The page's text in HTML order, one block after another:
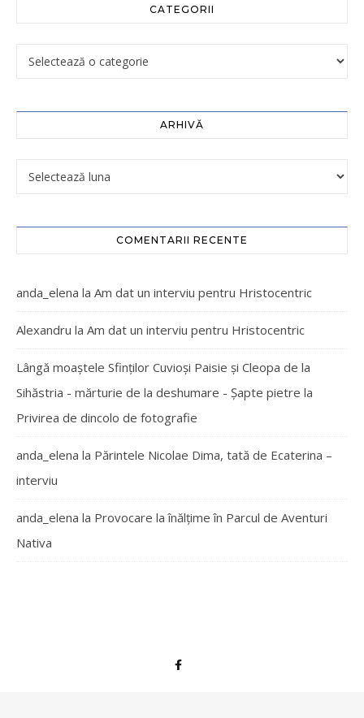
CATEGORII
ARHIVĂ
COMENTARII RECENTE
anda_elena la Am dat un interviu pentru Hristocentric
Alexandru la Am dat un interviu pentru Hristocentric
Lângă moaștele Sfinților Cuvioși Paisie și Cleopa de la
Sihăstria - mărturie de la deshumare - Şapte pietre la
Privirea de dincolo de fotografie
anda_elena la Părintele Nicolae Dima, tată de Ecaterina –
interviu
anda_elena la Provocare la înălțime în Parcul de Aventuri
Nativa